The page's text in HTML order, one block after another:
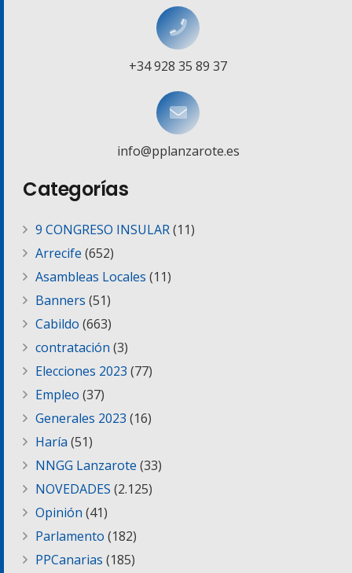
+34 928 35 89 37
info@pplanzarote.es
Categorías
9 CONGRESO INSULAR(11)
Arrecife (652)
Asambleas Locales (11)
Banners (51)
Cabildo (663)
contratación (3)
Elecciones 2023 (77)
Empleo (37)
Generales 2023 (16)
Haría (51)
NNGG Lanzarote (33)
NOVEDADES (2.125)
Opinión (41)
Parlamento (182)
PPCanarias (185)